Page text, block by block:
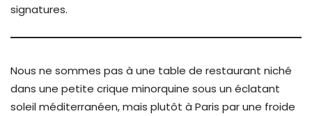
signatures.
Nous ne sommes pas à une table de restaurant niché
dans une petite crique minorquine sous un éclatant
soleil méditerranéen, mais plutôt à Paris par une froide